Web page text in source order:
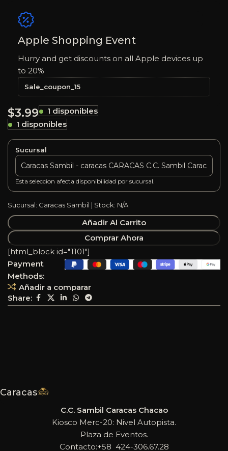
Apple Shopping Event
Hurry and get discounts on all Apple devices up
to 20%
Sale_coupon_15
$3.99
1 disponibles
1 disponibles
Sucursal
Esta seleccion afecta disponibilidad por sucursal.
Sucursal: Caracas Sambil | Stock: N/A
Añadir Al Carrito
Comprar Ahora
Añadir a comparar
Share:
[html_block id="1101"]
Payment
Methods:
Caracas
C.C. Sambil Caracas Chacao
Kiosco Merc-20: Nivel Autopista.
Plaza de Eventos.
Contacto:+58 424-306.67.28